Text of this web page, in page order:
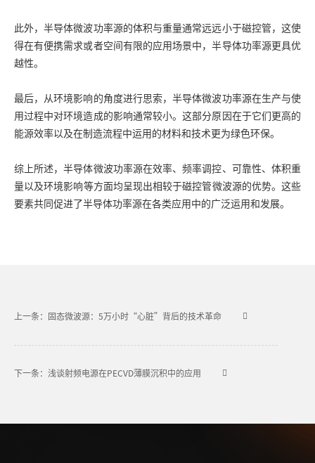
此外，半导体微波功率源的体积与重量通常远远小于磁控管，这使
得在有便携需求或者空间有限的应用场景中，半导体功率源更具优
越性。
最后，从环境影响的角度进行思索，半导体微波功率源在生产与使
用过程中对环境造成的影响通常较小。这部分原因在于它们更高的
能源效率以及在制造流程中运用的材料和技术更为绿色环保。
综上所述，半导体微波功率源在效率、频率调控、可靠性、体积重
量以及环境影响等方面均呈现出相较于磁控管微波源的优势。这些
要素共同促进了半导体功率源在各类应用中的广泛运用和发展。
上一条：固态微波源：5万小时“心脏”背后的技术革命
下一条：浅谈射频电源在PECVD薄膜沉积中的应用